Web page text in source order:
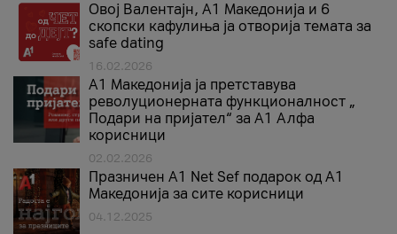
Овој Валентајн, A1 Македонија и 6
скопски кафулиња ја отворија темата за
safe dating
16.02.2026
А1 Македонија ја претставува
револуционерната функционалност „
Подари на пријател“ за А1 Алфа
корисници
02.02.2026
Празничен A1 Net Sеf подарок од А1
Македонија за сите корисници
04.12.2025